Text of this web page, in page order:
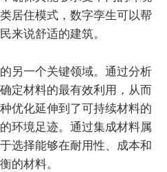
居住模式，数字孪生可以帮
来说舒适的建筑。
另一个关键领域。通过分析
定材料的最有效利用，从而
优化延伸到了可持续材料的
环境足迹。通过集成材料属
选择能够在耐用性、成本和
的材料。